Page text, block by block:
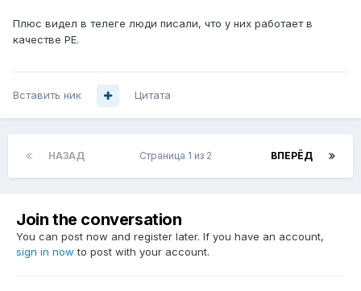
Плюс видел в телеге люди писали, что у них работает в
качестве PE.
Вставить ник Цитата
НАЗАД ВПЕРЁД
Страница 1 из 2
Join the conversation
You can post now and register later. If you have an account,
sign in now to post with your account.